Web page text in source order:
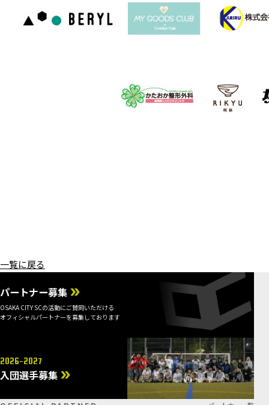
一覧に戻る
パートナー募集
OSAKA CITY SCの活動にご賛同いただける
オフィシャルパートナーを募集しております
2026-2027
入団選手募集